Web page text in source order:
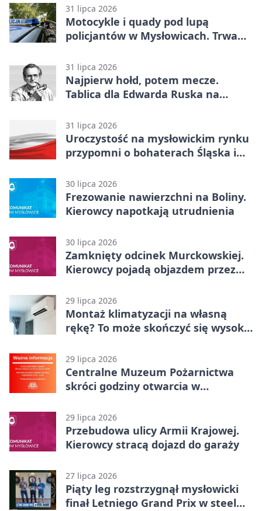
31 lipca 2026
Motocykle i quady pod lupą
policjantów w Mysłowicach. Trwa
31 lipca 2026
Najpierw hołd, potem mecze.
Tablica dla Edwarda Ruska na
31 lipca 2026
Uroczystość na mysłowickim rynku
przypomni o bohaterach Śląska i
30 lipca 2026
Frezowanie nawierzchni na Boliny.
Kierowcy napotkają utrudnienia
30 lipca 2026
Zamknięty odcinek Murckowskiej.
Kierowcy pojadą objazdem przez
29 lipca 2026
Montaż klimatyzacji na własną
rękę? To może skończyć się wysoką
29 lipca 2026
Centralne Muzeum Pożarnictwa
skróci godziny otwarcia w
29 lipca 2026
Przebudowa ulicy Armii Krajowej.
Kierowcy stracą dojazd do garaży
27 lipca 2026
Piąty leg rozstrzygnął mysłowicki
finał Letniego Grand Prix w steel